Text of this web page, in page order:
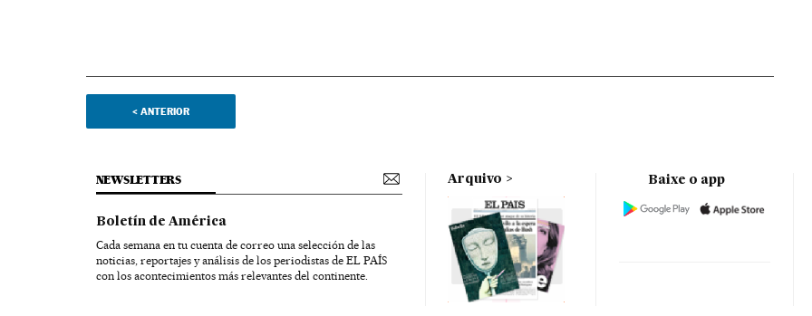
< ANTERIOR
NEWSLETTERS
Boletín de América
Cada semana en tu cuenta de correo una selección de las
noticias, reportajes y análisis de los periodistas de EL PAÍS
con los acontecimientos más relevantes del continente.
Arquivo Baixe o app